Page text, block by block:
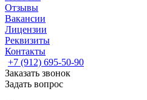
Отзывы
Вакансии
Лицензии
Реквизиты
Контакты
+7 (912) 695-50-90
Заказать звонок
Задать вопрос